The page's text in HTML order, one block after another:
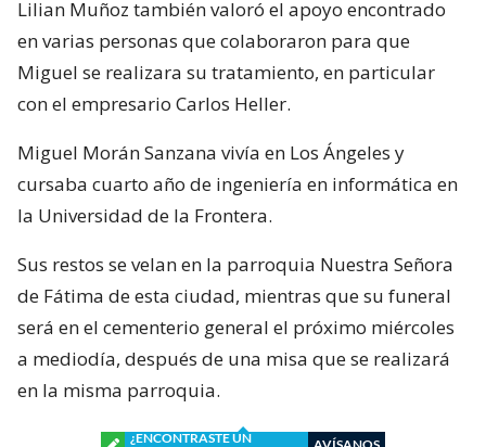
Lilian Muñoz también valoró el apoyo encontrado
en varias personas que colaboraron para que
Miguel se realizara su tratamiento, en particular
con el empresario Carlos Heller.
Miguel Morán Sanzana vivía en Los Ángeles y
cursaba cuarto año de ingeniería en informática en
la Universidad de la Frontera.
Sus restos se velan en la parroquia Nuestra Señora
de Fátima de esta ciudad, mientras que su funeral
será en el cementerio general el próximo miércoles
a mediodía, después de una misa que se realizará
en la misma parroquia.
¿ENCONTRASTE UN